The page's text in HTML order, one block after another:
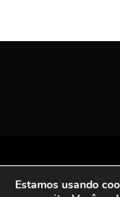
Todos os
Estamos usando